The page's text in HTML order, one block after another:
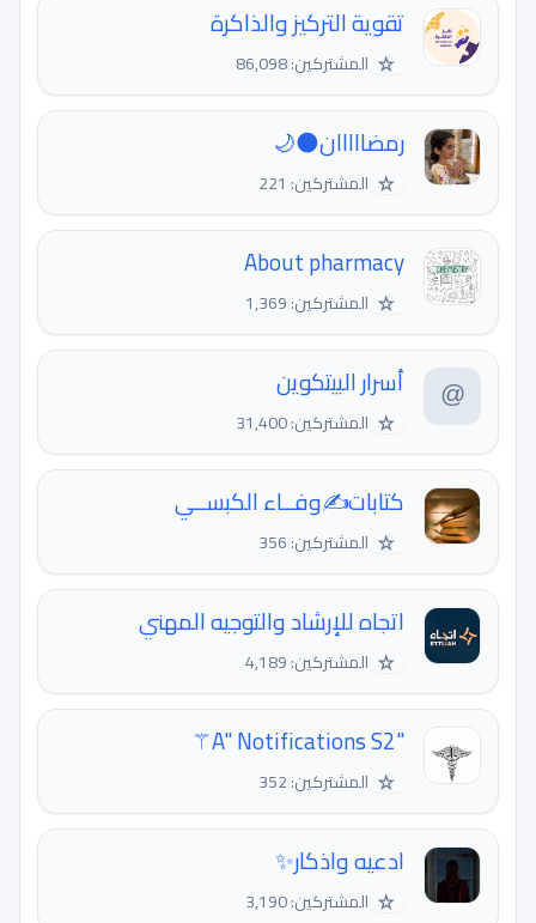
تقوية التركيز والذاكرة
☆ المشتركين: 86,098
رمضااااان🌑🌙
☆ المشتركين: 221
About pharmacy
☆ المشتركين: 1,369
أسرار البيتكوين
☆ المشتركين: 31,400
كتابات✍وفــاء الكبســي
☆ المشتركين: 356
اتجاه للإرشاد والتوجيه المهني
☆ المشتركين: 4,189
"A" Notifications S2⚚
☆ المشتركين: 352
ادعيه واذكار✨
☆ المشتركين: 3,190